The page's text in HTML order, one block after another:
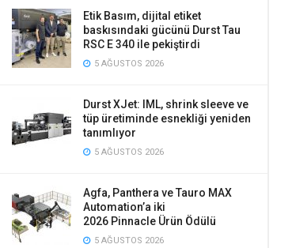
Etik Basım, dijital etiket
baskısındaki gücünü Durst Tau
RSC E 340 ile pekiştirdi
5 AĞUSTOS 2026
Durst XJet: IML, shrink sleeve ve
tüp üretiminde esnekliği yeniden
tanımlıyor
5 AĞUSTOS 2026
Agfa, Panthera ve Tauro MAX
Automation’a iki
2026 Pinnacle Ürün Ödülü
5 AĞUSTOS 2026